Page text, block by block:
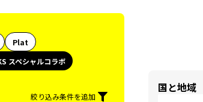
Plat
スペシャルコラボ
絞り込み条件を追加
国と地域